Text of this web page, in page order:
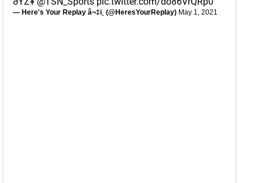
— Here's Your Replay â¬‡ï¸ (@HeresYourReplay) May 1, 2021